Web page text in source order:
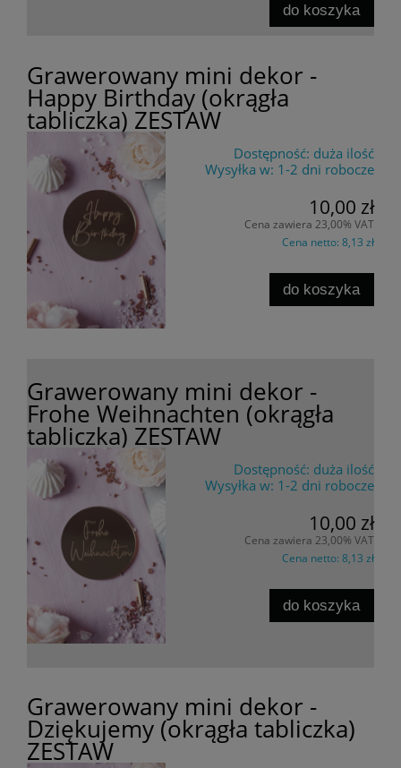
do koszyka
Grawerowany mini dekor -
Happy Birthday (okrągła
tabliczka) ZESTAW
Dostępność: duża ilość
Wysyłka w: 1-2 dni robocze
10,00 zł
Cena zawiera 23,00% VAT
Cena netto: 8,13 zł
do koszyka
Grawerowany mini dekor -
Frohe Weihnachten (okrągła
tabliczka) ZESTAW
Dostępność: duża ilość
Wysyłka w: 1-2 dni robocze
10,00 zł
Cena zawiera 23,00% VAT
Cena netto: 8,13 zł
do koszyka
Grawerowany mini dekor -
Dziękujemy (okrągła tabliczka)
ZESTAW